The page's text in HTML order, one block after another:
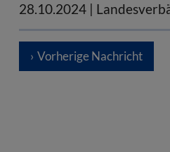
28.10.2024 |
Vorherige Nachricht